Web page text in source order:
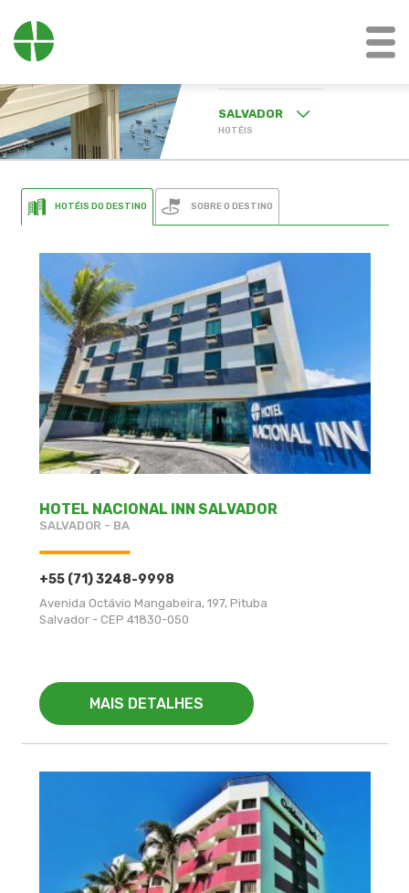
BA BAHIA
RJ RIO DE JANEIRO
RS RIO GRANDE DO
SUL
SP SÃO PAULO
SALVADOR
HOTÉIS
HOTÉIS DO DESTINO SOBRE O DESTINO
HOTEL NACIONAL INN SALVADOR
SALVADOR - BA
+55 (71) 3248-9998
Avenida Octávio Mangabeira, 197, Pituba
Salvador - CEP 41830-050
MAIS DETALHES